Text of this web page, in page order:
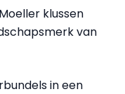
klussen
van
in een